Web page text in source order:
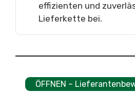
effizienten und
Lieferkette bei.
ÖFFNEN –